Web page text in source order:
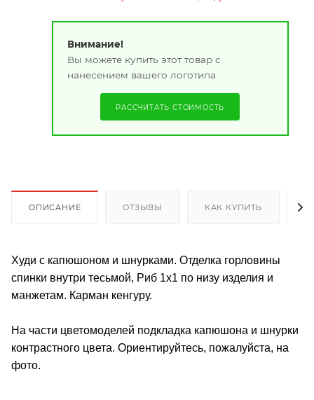
Внимание!
Вы можете купить этот товар с
нанесением вашего логотипа
РАССЧИТАТЬ СТОИМОСТЬ
ОПИСАНИЕ ОТЗЫВЫ КАК КУПИТЬ
Худи с капюшоном и шнурками. Отделка горловины
спинки внутри тесьмой, Риб 1х1 по низу изделия и
манжетам. Карман кенгуру.
На части цветомоделей подкладка капюшона и шнурки
контрастного цвета. Ориентируйтесь, пожалуйста, на
фото.